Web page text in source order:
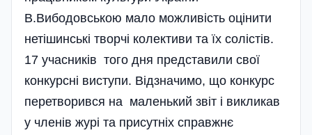
В.Вибодовською мало можливість оцінити
нетішинські творчі колективи та їх солістів.
17 учасників того дня представили свої
конкурсні виступи. Відзначимо, що конкурс
перетворився на маленький звіт і викликав
у членів журі та присутніх справжнє